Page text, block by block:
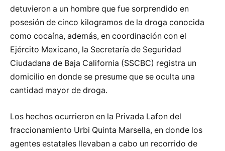
detuvieron a un hombre que fue sorprendido en
posesión de cinco kilogramos de la droga conocida
como cocaína, además, en coordinación con el
Ejército Mexicano, la Secretaría de Seguridad
Ciudadana de Baja California (SSCBC) registra un
domicilio en donde se presume que se oculta una
cantidad mayor de droga.
Los hechos ocurrieron en la Privada Lafon del
fraccionamiento Urbi Quinta Marsella, en donde los
agentes estatales llevaban a cabo un recorrido de